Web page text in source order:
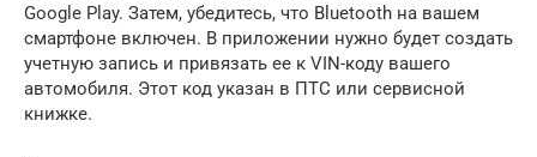
Google Play. Затем, убедитесь, что Bluetooth на вашем
смартфоне включен. В приложении нужно будет создать
учетную запись и привязать ее к VIN-коду вашего
автомобиля. Этот код указан в ПТС или сервисной
книжке.